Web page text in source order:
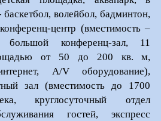
волейбол, бадминтон,
центр (вместимость –
конференц-зал, 11
от 50 до 200 кв. м,
A/V оборудование),
зал (вместимость до 1700
круглосуточный отдел
гостей, экспресс